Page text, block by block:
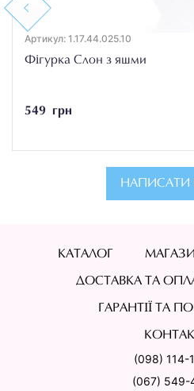
Previous
Артикул: 1.17.44.025.10
Фігурка Слон з яшми
549 грн
НАПИСАТИ
КАТАЛОГ
ДОСТАВКА ТА
ГАРАНТІЇ ТА
(098) 114-
(067) 549-